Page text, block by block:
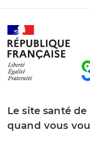
Le site santé
quand vous